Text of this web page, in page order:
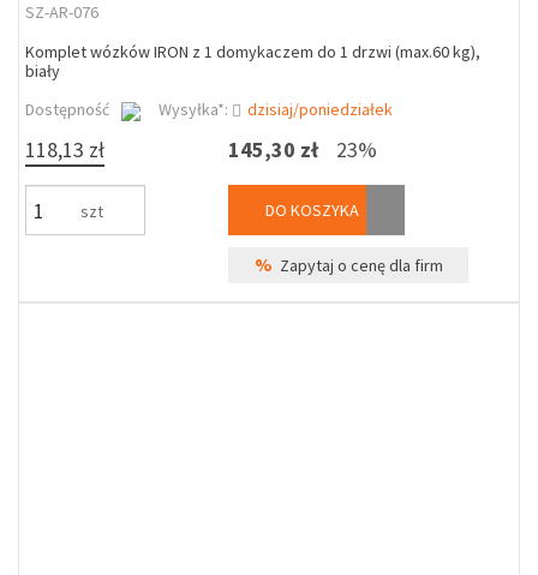
SZ-AR-076
Komplet wózków IRON z 1 domykaczem do 1 drzwi (max.60 kg),
biały
Dostępność
Wysyłka*: dzisiaj/poniedziałek
118,13 zł
szt
145,30 zł 23%
DO KOSZYKA
% Zapytaj o cenę dla firm